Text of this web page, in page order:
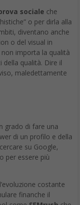
sociale che
o per dirla alla
diventano anche
o del visual in
importa la qualità
qualità. Dire il
maledettamente
grado di fare una
di un profilo e della
su Google,
per essere più
costante
finanche il